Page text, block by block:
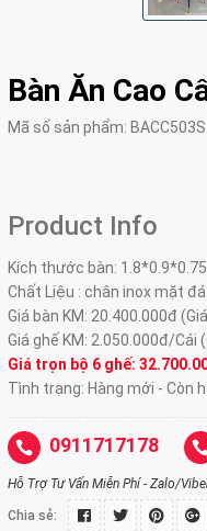
Bàn Ăn Cao
Mã số sản phẩm: BACC503S
Product Info
Kích thước bàn:
Chất Liệu : chân inox mặt
Giá bàn KM: 20.400.000đ
Giá ghế KM: 2.050.000đ/Cái
Giá trọn bộ 6 ghế:
Tình trạng: Hàng mới - Còn
0911717178
Hỗ Trợ Tư Vấn Miễn Phí - Zalo/
Chia sẻ: